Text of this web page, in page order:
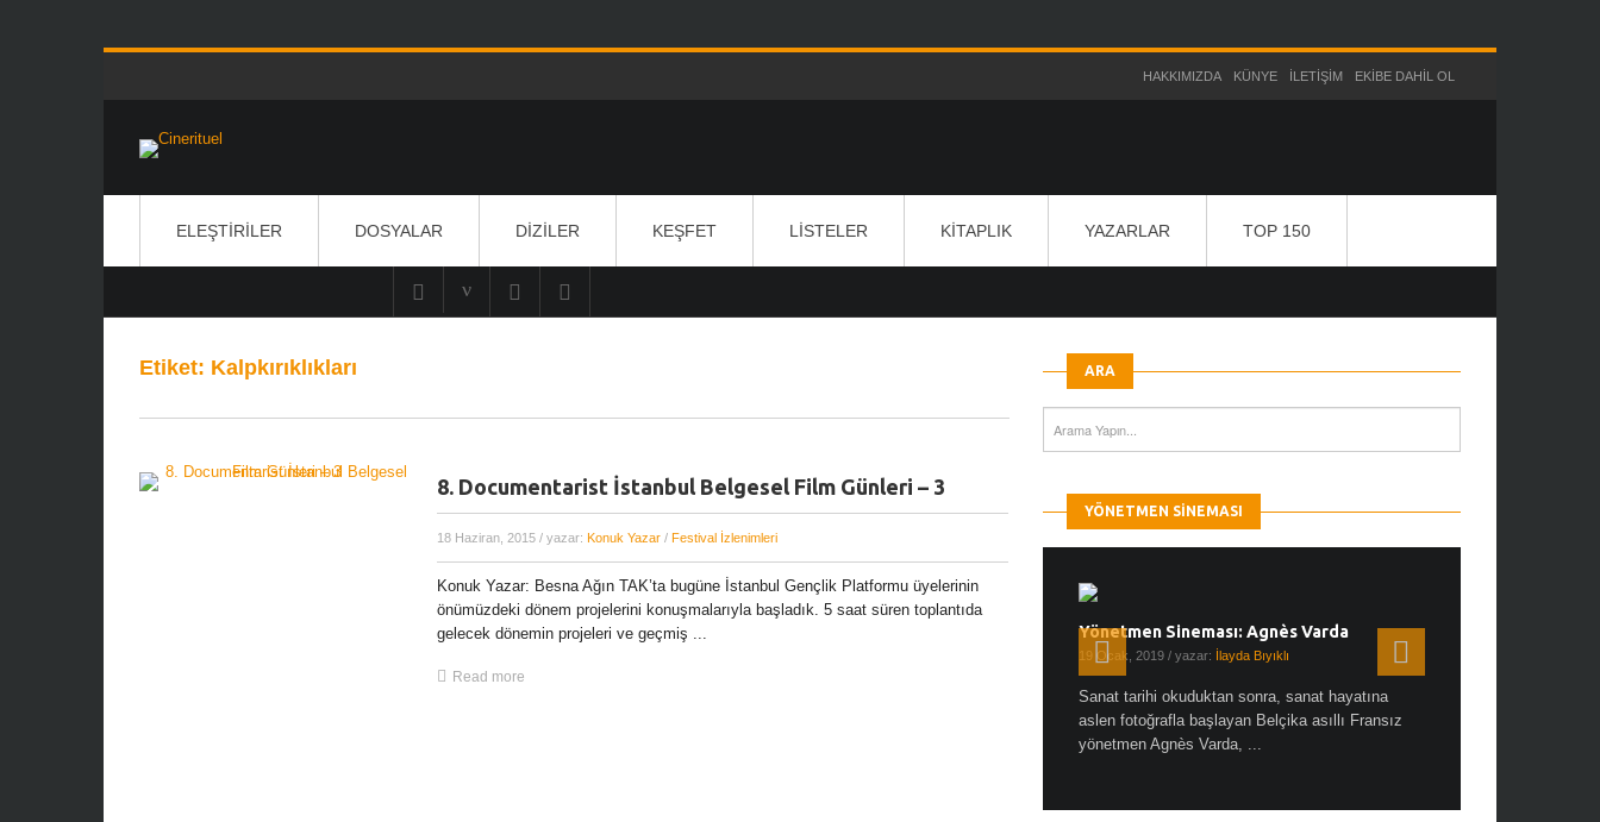
HAKKIMIZDA KÜNYE İLETIŞIM EKIBE DAHIL OL
ELEŞTIRILER DOSYALAR DIZILER KEŞFET LISTELER KITAPLIK YAZARLAR TOP 150
Etiket: Kalpkırıklıkları
8. Documentarist İstanbul Belgesel Film Günleri – 3
18 Haziran, 2015 / yazar: Konuk Yazar/ Festival İzlenimleri
Konuk Yazar: Besna Ağın TAK’ta bugüne İstanbul Gençlik Platformu üyelerinin
önümüzdeki dönem projelerini konuşmalarıyla başladık. 5 saat süren toplantıda
gelecek dönemin projeleri ve geçmiş ...
Read more
ARA
YÖNETMEN SINEMASI
Yönetmen Sineması: Agnès Varda
19 Ocak, 2019 / yazar: İlayda Bıyıklı
Sanat tarihi okuduktan sonra, sanat hayatına
aslen fotoğrafla başlayan Belçika asıllı Fransız
yönetmen Agnès Varda, ...
Yönetmen